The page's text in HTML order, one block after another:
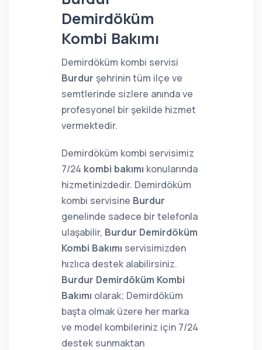
Demirdöküm
Kombi Bakımı
Demirdöküm kombi servisi
Burdur şehrinin tüm ilçe ve
semtlerinde sizlere anında ve
profesyonel bir şekilde hizmet
vermektedir.
Demirdöküm kombi servisimiz
7/24 kombi bakımı konularında
hizmetinizdedir. Demirdöküm
kombi servisine Burdur
genelinde sadece bir telefonla
ulaşabilir, Burdur Demirdöküm
Kombi Bakımı servisimizden
hızlıca destek alabilirsiniz.
Burdur Demirdöküm Kombi
Bakımı olarak; Demirdöküm
başta olmak üzere her marka
ve model kombileriniz için 7/24
destek sunmaktan